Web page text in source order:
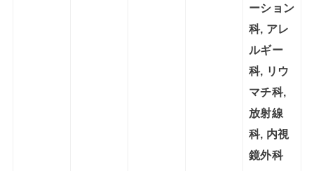
ーション
科, アレ
ルギー
科, リウ
マチ科,
放射線
科, 内視
鏡外科